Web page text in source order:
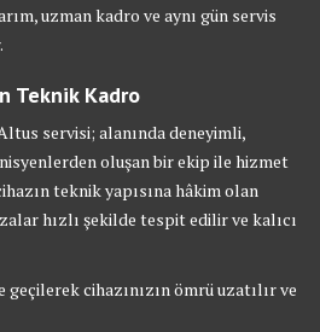
uzman kadro ve aynı gün servis
Teknik Kadro
servisi; alanında deneyimli,
oluşan bir ekip ile hizmet
teknik yapısına hâkim olan
hızlı şekilde tespit edilir ve kalıcı
cihazınızın ömrü uzatılır ve